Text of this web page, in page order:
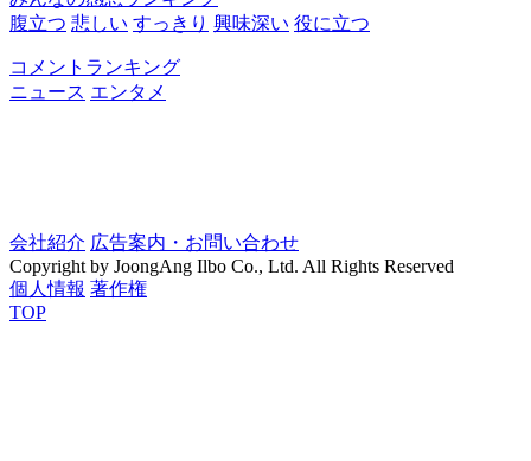
腹立つ 悲しい すっきり 興味深い 役に立つ
コメントランキング
ニュース エンタメ
会社紹介 広告案内・お問い合わせ
Copyright by JoongAng Ilbo Co., Ltd. All Rights Reserved
個人情報 著作権
TOP